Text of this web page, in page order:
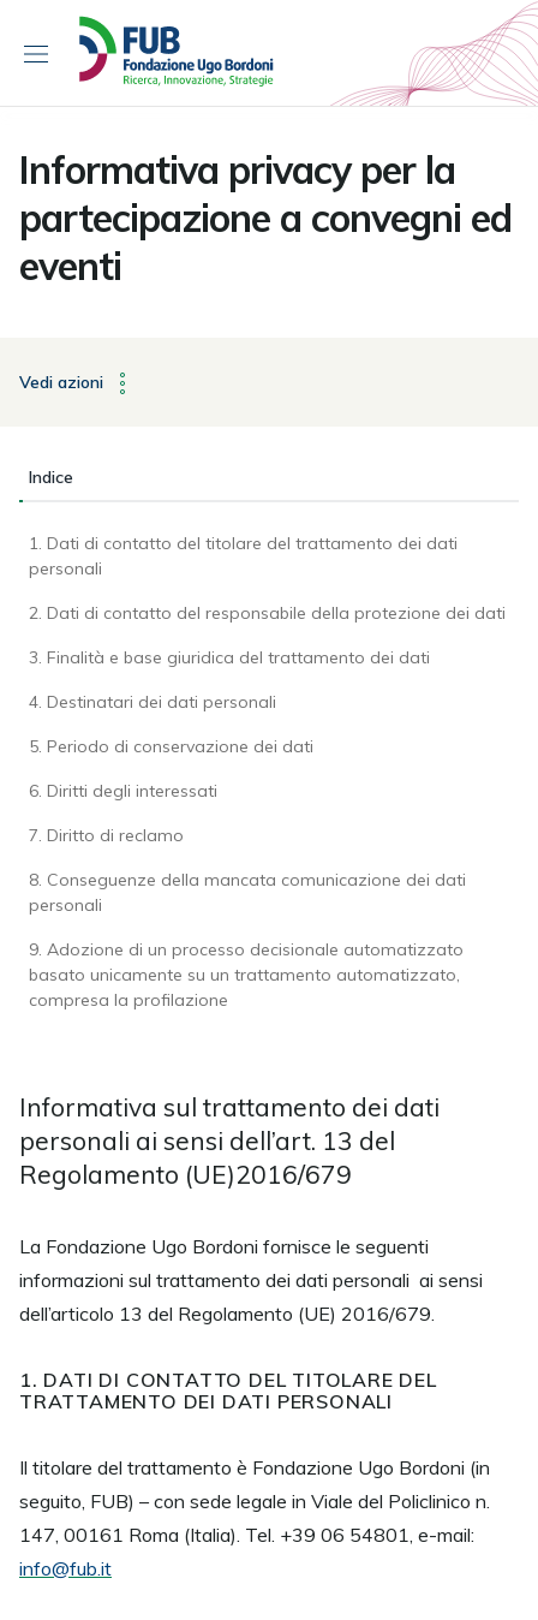
p
Informativa privacy per la
partecipazione a convegni ed
eventi
Vedi azioni
Indice
1. Dati di contatto del titolare del trattamento dei dati
personali
2. Dati di contatto del responsabile della protezione dei dati
3. Finalità e base giuridica del trattamento dei dati
4. Destinatari dei dati personali
5. Periodo di conservazione dei dati
6. Diritti degli interessati
7. Diritto di reclamo
8. Conseguenze della mancata comunicazione dei dati
personali
9. Adozione di un processo decisionale automatizzato
basato unicamente su un trattamento automatizzato,
compresa la profilazione
Informativa sul trattamento dei dati
personali ai sensi dell’art. 13 del
Regolamento (UE)2016/679
La Fondazione Ugo Bordoni fornisce le seguenti
informazioni sul trattamento dei dati personali ai sensi
dell’articolo 13 del Regolamento (UE) 2016/679.
1. DATI DI CONTATTO DEL TITOLARE DEL
TRATTAMENTO DEI DATI PERSONALI
Il titolare del trattamento è Fondazione Ugo Bordoni (in
seguito, FUB) – con sede legale in Viale del Policlinico n.
147, 00161 Roma (Italia). Tel. +39 06 54801, e-mail:
info@fub.it